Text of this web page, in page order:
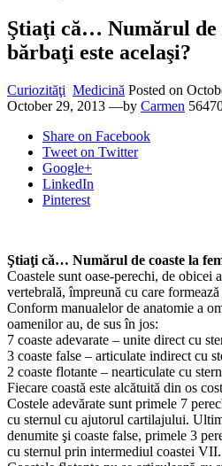
Ştiaţi că… Numărul de
bărbaţi este acelaşi?
Curiozităţi Medicină Posted on
October 29, 2013 —by Carmen
Share on Facebook
Tweet on Twitter
Google+
LinkedIn
Pinterest
Ştiaţi că… Numărul de coaste la
Coastele sunt oase-perechi, de obicei
vertebrală, împreună cu care
Conform manualelor de anatomie a
oamenilor au, de sus în jos:
7 coaste adevarate – unite direct cu
3 coaste false – articulate indirect cu
2 coaste flotante – nearticulate cu
Fiecare coastă este alcătuită din os
Costele adevărate sunt primele 7
cu sternul cu ajutorul cartilajului.
denumite şi coaste false, primele 3
cu sternul prin intermediul coastei VII.